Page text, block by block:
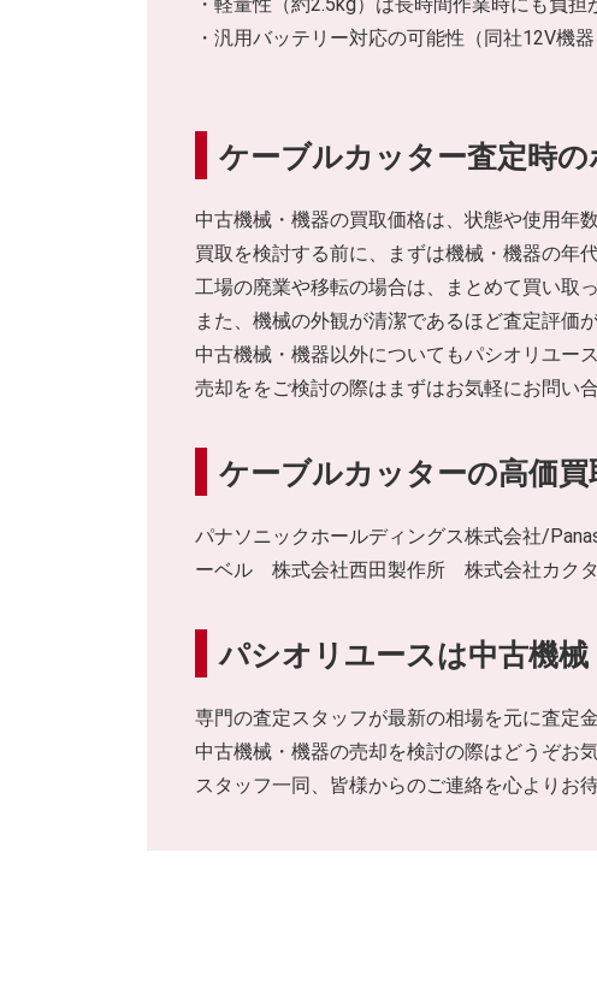
・汎用バッテリー対応の可能性（同社12V機
ケーブルカッター査定時の
中古機械・機器の買取価格は、状態や使用年
買取を検討する前に、まずは機械・機器の年
工場の廃業や移転の場合は、まとめて買い取
また、機械の外観が清潔であるほど査定評価
中古機械・機器以外についてもパシオリユー
売却ををご検討の際はまずはお気軽にお問い
ケーブルカッターの高価
パナソニックホールディングス株式会社/
ーベル 株式会社西田製作所 株式会社カクタ
パシオリユースは中古機械
専門の査定スタッフが最新の相場を元に査定
中古機械・機器の売却を検討の際はどうぞお
スタッフ一同、皆様からのご連絡を心よりお